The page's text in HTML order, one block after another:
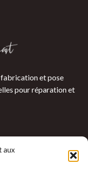
aux
et pose
pour réparation et